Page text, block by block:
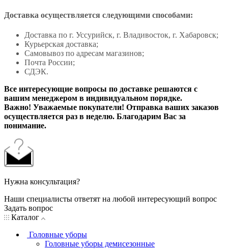
Доставка осуществляется следующими способами:
Доставка по г. Уссурийск, г. Владивосток, г. Хабаровск;
Курьерская доставка;
Самовывоз по адресам магазинов;
Почта России;
СДЭК.
Все интересующие вопросы по доставке решаются с
вашим менеджером в индивидуальном порядке.
Важно! Уважаемые покупатели! Отправка ваших заказов
осуществляется раз в неделю. Благодарим Вас за
понимание.
Нужна консультация?
Наши специалисты ответят на любой интересующий вопрос
Задать вопрос
Каталог
Головные уборы
Головные уборы демисезонные